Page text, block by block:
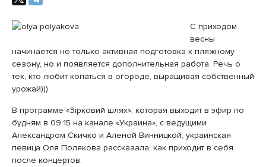
С приходом
весны
начинается не только активная подготовка к пляжному
сезону, но и появляется дополнительная работа. Речь о
тех, кто любит копаться в огороде, выращивая собственный
урожай))).
В программе «Зірковий шлях», которая выходит в эфир по
будням в 09:15 на канале «Украина», с ведущими
Александром Скичко и Аленой Винницкой, украинская
певица Оля Полякова рассказала, как приходит в себя
после концертов.